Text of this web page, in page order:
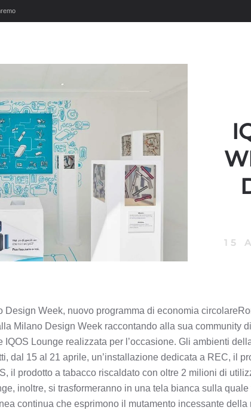
15
Design Week, nuovo programma di economia
Milano Design Week raccontando alla sua community
IQOS Lounge realizzata per l’occasione. Gli ambienti
dal 15 al 21 aprile, un’installazione dedicata a REC, il
il prodotto a tabacco riscaldato con oltre 2 milioni di
inoltre, si trasformeranno in una tela bianca sulla
continua che esprimono il mutamento incessante